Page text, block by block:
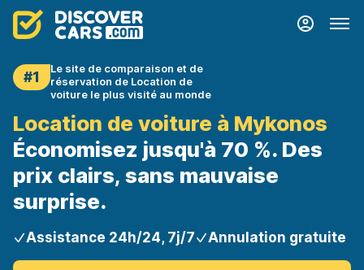
#1
Le site de comparaison et de
réservation de Location de
voiture le plus visité au monde
Location de voiture à Mykonos
Économisez jusqu'à 70 %. Des
prix clairs, sans mauvaise
surprise.
Assistance 24h/24, 7j/7 Annulation gratuite